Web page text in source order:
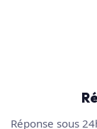
Réponse sous